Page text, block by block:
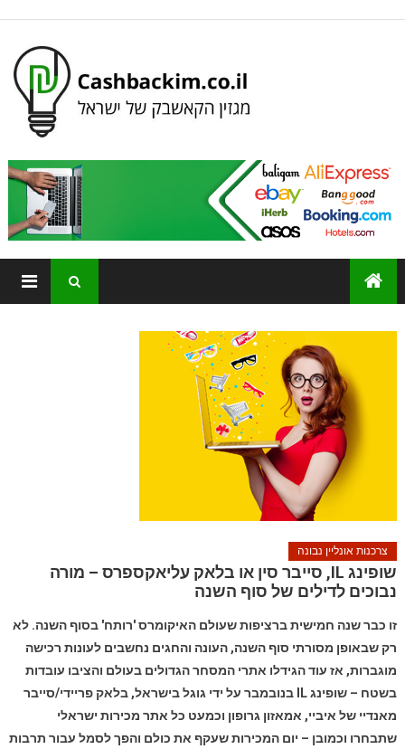
צרכנות אונליין נבונה
שופינג IL, סייבר סין או בלאק עליאקספרס – מורה
נבוכים לדילים של סוף השנה
זו כבר שנה חמישית ברציפות שעולם האיקומרס 'רותח' בסוף השנה. לא
רק שבאופן מסורתי סוף השנה, העונה והחגים נחשבים לעונות רכישה
מוגברות, אז עוד הגידלו אתרי המסחר הגדולים בעולם והציבו עובדות
בשטח – שופינג IL בנובמבר על ידי גוגל בישראל, בלאק פריידי/סייבר
מאנדיי של איביי, אמאזון גרופון וכמעט כל אתר מכירות ישראלי
שתבחרו וכמובן – יום המכירות שעקף את כולם והפך לסמל עבור תרבות